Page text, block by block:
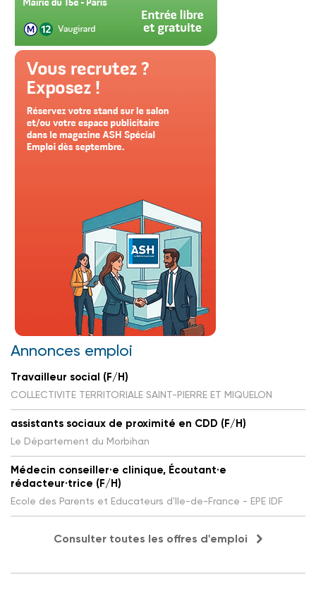
Annonces emploi
Travailleur social (F/H)
COLLECTIVITE TERRITORIALE SAINT-PIERRE ET MIQUELON
assistants sociaux de proximité en CDD (F/H)
Le Département du Morbihan
Médecin conseiller·e clinique, Écoutant·e
rédacteur·trice (F/H)
Ecole des Parents et Educateurs d'Ile-de-France - EPE IDF
Consulter toutes les offres d'emploi